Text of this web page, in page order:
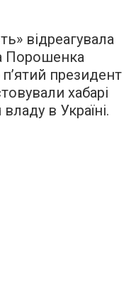
відреагувала
Порошенка
президент
хабарі
в Україні.